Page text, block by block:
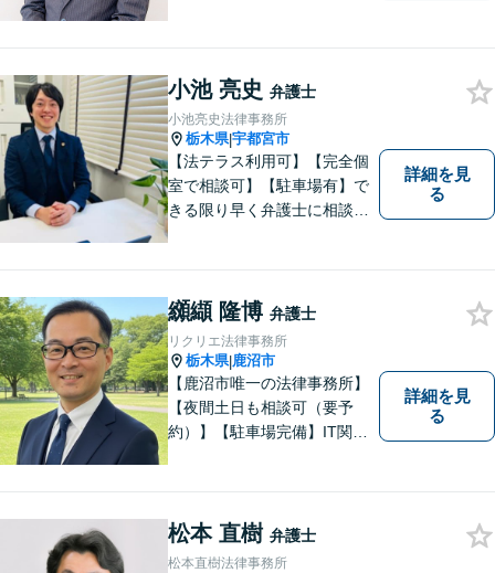
っくり耳を傾け、まずは不安
を取り除いた上で今後の見通
しをわかりやすく説明しま
す。
小池 亮史 弁護士
小池亮史法律事務所
栃木県|宇都宮市
【法テラス利用可】【完全個
室で相談可】【駐車場有】で
きる限り早く弁護士に相談す
て聞き、誠実に対応すること
を心がけておりますので、是
非一度ご相談にお越しになっ
てください。
詳細を見
る
纐纈 隆博 弁護士
リクリエ法律事務所
栃木県|鹿沼市
【鹿沼市唯一の法律事務所】
【夜間土日も相談可（要予
約）】【駐車場完備】IT関連
せ下さい。
詳細を見
る
松本 直樹 弁護士
松本直樹法律事務所